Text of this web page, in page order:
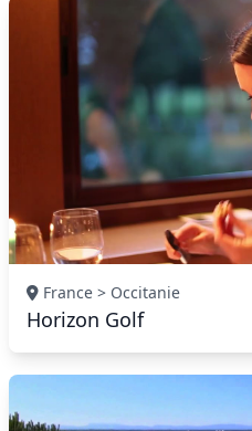
France > Occitanie
Horizon Golf